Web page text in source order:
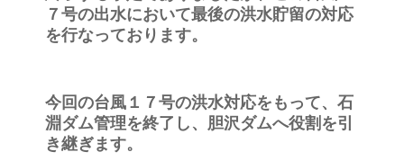
７号の出水において最後の洪水貯留の対応
を行なっております。
今回の台風１７号の洪水対応をもって、石
淵ダム管理を終了し、胆沢ダムへ役割を引
き継ぎます。